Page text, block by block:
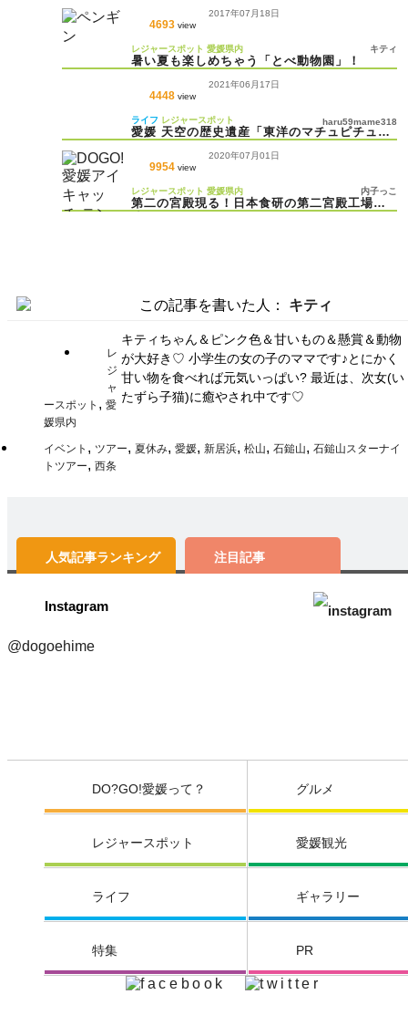
4693 view
2017年07月18日
暑い夏も楽しめちゃう「とべ動物園」！
レジャースポット 愛媛県内 キティ
4448 view
2021年06月17日
愛媛 天空の歴史遺産「東洋のマチュピチュ」
ライフ レジャースポット haru59mame318
9954 view
2020年07月01日
第二の宮殿現る！日本食研の第二宮殿工場が
レジャースポット 愛媛県内 内子っこ
この記事を書いた人： キティ
キティちゃん＆ピンク色＆甘いもの＆懸賞＆動物
が大好き♡ 小学生の女の子のママです♪とにかく
甘い物を食べれば元気いっぱい? 最近は、次女(い
たずら子猫)に癒やされ中です♡
レ
ジ
ャ
ースポット , 愛
媛県内
イベント , ツアー, 夏休み, 愛媛, 新居浜, 松山, 石鎚山, 石鎚山スターナイ
トツアー, 西条
人気記事ランキング 注目記事
Instagram
@dogoehime
DO?GO!愛媛って？ グルメ
レジャースポット 愛媛観光
ライフ ギャラリー
特集 PR